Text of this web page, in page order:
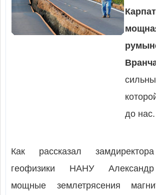
до нас.
Как рассказал
геофизики НАНУ
мощные землетрясения